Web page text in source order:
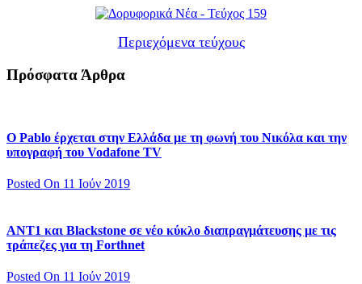
Περιεχόμενα τεύχους
Πρόσφατα Άρθρα
Ο Pablo έρχεται στην Ελλάδα με τη φωνή του Νικόλα και την
υπογραφή του Vodafone TV
Posted On 11 Ιούν 2019
ΑΝΤ1 και Blackstone σε νέο κύκλο διαπραγμάτευσης με τις
τράπεζες για τη Forthnet
Posted On 11 Ιούν 2019